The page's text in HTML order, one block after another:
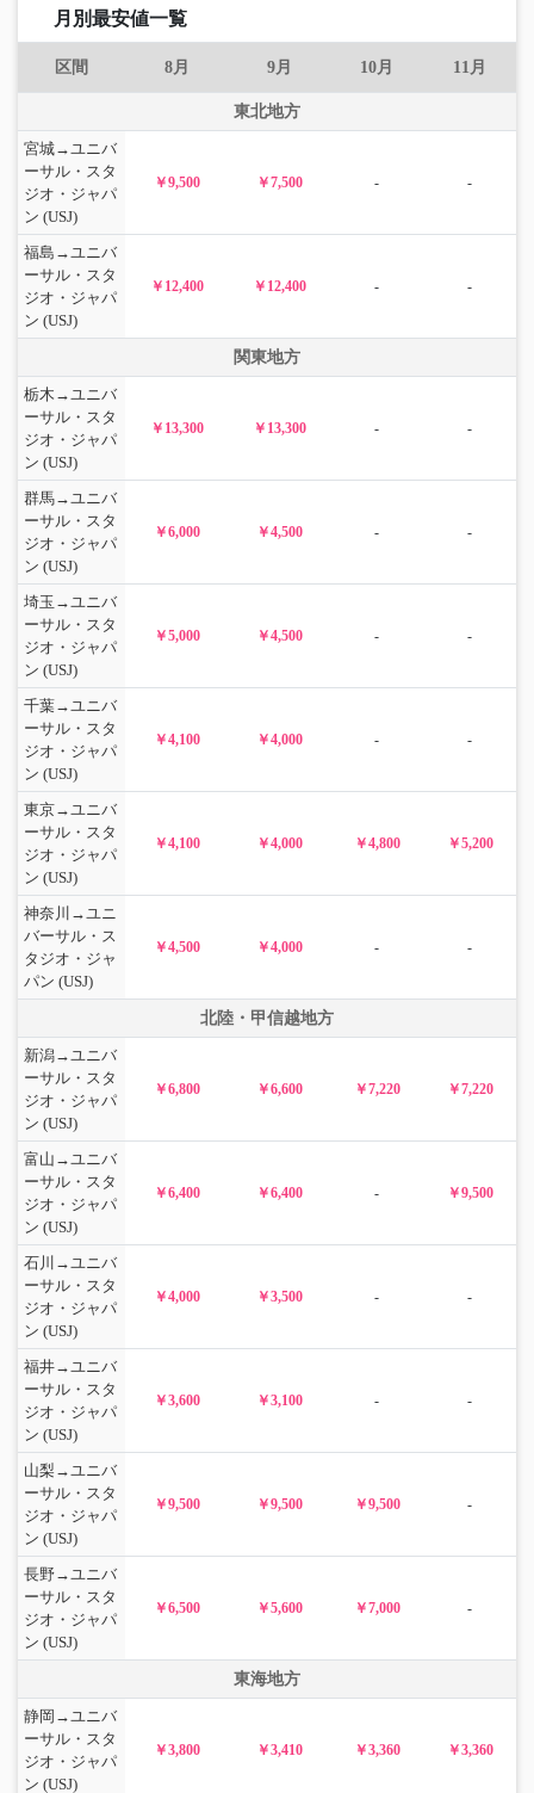
月別最安値一覧
区間 8月 9月 10月 11月
東北地方
宮城→ユニバ
ーサル・スタ
ジオ・ジャパ
ン (USJ)
￥9,500 ￥7,500 - -
福島→ユニバ
ーサル・スタ
ジオ・ジャパ
ン (USJ)
￥12,400 ￥12,400 - -
関東地方
栃木→ユニバ
ーサル・スタ
ジオ・ジャパ
ン (USJ)
￥13,300 ￥13,300 - -
群馬→ユニバ
ーサル・スタ
ジオ・ジャパ
ン (USJ)
￥6,000 ￥4,500 - -
埼玉→ユニバ
ーサル・スタ
ジオ・ジャパ
ン (USJ)
￥5,000 ￥4,500 - -
千葉→ユニバ
ーサル・スタ
ジオ・ジャパ
ン (USJ)
￥4,100 ￥4,000 - -
東京→ユニバ
ーサル・スタ
ジオ・ジャパ
ン (USJ)
￥4,100 ￥4,000 ￥4,800 ￥5,200
神奈川→ユニ
バーサル・ス
タジオ・ジャ
パン (USJ)
￥4,500 ￥4,000 - -
北陸・甲信越地方
新潟→ユニバ
ーサル・スタ
ジオ・ジャパ
ン (USJ)
￥6,800 ￥6,600 ￥7,220 ￥7,220
富山→ユニバ
ーサル・スタ
ジオ・ジャパ
ン (USJ)
￥6,400 ￥6,400 - ￥9,500
石川→ユニバ
ーサル・スタ
ジオ・ジャパ
ン (USJ)
￥4,000 ￥3,500 - -
福井→ユニバ
ーサル・スタ
ジオ・ジャパ
ン (USJ)
￥3,600 ￥3,100 - -
山梨→ユニバ
ーサル・スタ
ジオ・ジャパ
ン (USJ)
￥9,500 ￥9,500 ￥9,500 -
長野→ユニバ
ーサル・スタ
ジオ・ジャパ
ン (USJ)
￥6,500 ￥5,600 ￥7,000 -
東海地方
静岡→ユニバ
ーサル・スタ
ジオ・ジャパ
ン (USJ)
￥3,800 ￥3,410 ￥3,360 ￥3,360